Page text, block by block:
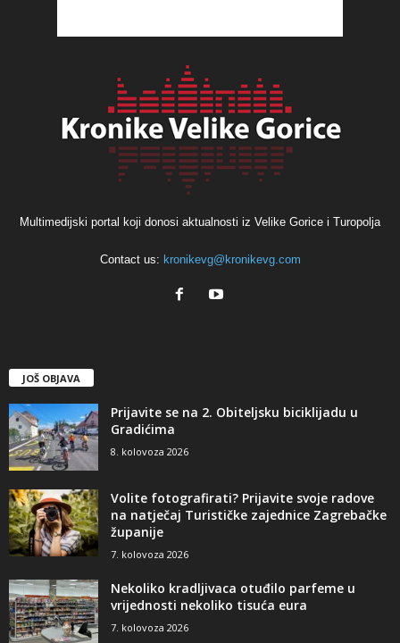
Multimedijski portal koji donosi aktualnosti iz Velike Gorice i Turopolja
Contact us: kronikevg@kronikevg.com
JOŠ OBJAVA
Prijavite se na 2. Obiteljsku biciklijadu u
Gradićima
8. kolovoza 2026
Volite fotografirati? Prijavite svoje radove
na natječaj Turističke zajednice Zagrebačke
županije
7. kolovoza 2026
Nekoliko kradljivaca otuđilo parfeme u
vrijednosti nekoliko tisuća eura
7. kolovoza 2026